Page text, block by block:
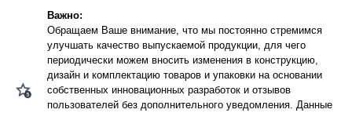
Важно:
Обращаем Ваше внимание, что мы постоянно стремимся
улучшать качество выпускаемой продукции, для чего
периодически можем вносить изменения в конструкцию,
дизайн и комплектацию товаров и упаковки на основании
собственных инновационных разработок и отзывов
пользователей без дополнительного уведомления. Данные